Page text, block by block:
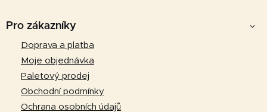
Pro zákazníky
Doprava a platba
Moje objednávka
Paletový prodej
Obchodní podmínky
Ochrana osobních údajů